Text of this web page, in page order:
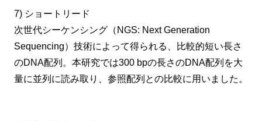
7) ショートリード
次世代シーケンシング（NGS: Next Generation
Sequencing）技術によって得られる、比較的短い長さ
のDNA配列。本研究では300 bpの長さのDNA配列を大
量に並列に読み取り、参照配列との比較に用いました。